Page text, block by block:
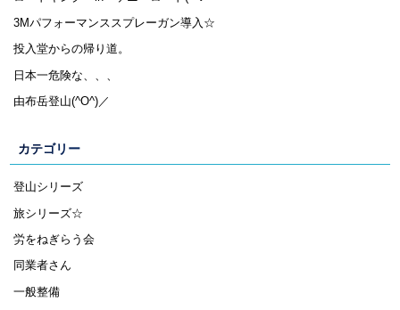
3Mパフォーマンススプレーガン導入☆
投入堂からの帰り道。
日本一危険な、、、
由布岳登山(^O^)／
カテゴリー
登山シリーズ
旅シリーズ☆
労をねぎらう会
同業者さん
一般整備